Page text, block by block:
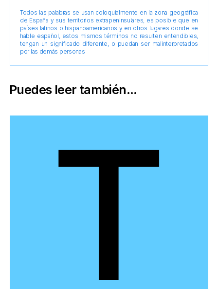
Todos las palabras se usan coloquialmente en la zona geográfica
de España y sus territorios extrapeninsulares, es posible que en
países latinos o hispanoamericanos y en otros lugares donde se
hable español, estos mismos términos no resulten entendibles,
tengan un significado diferente, o puedan ser malinterpretados
por las demás personas
Puedes leer también...